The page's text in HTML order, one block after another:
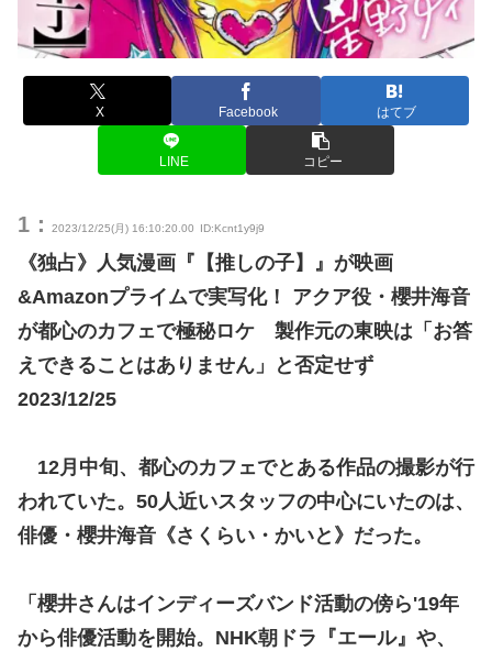
X Facebook はてブ
LINE コピー
1： 2023/12/25(月) 16:10:20.00 ID:Kcnt1y9j9
《独占》人気漫画『【推しの子】』が映画
&Amazonプライムで実写化！ アクア役・櫻井海音
が都心のカフェで極秘ロケ 製作元の東映は「お答
えできることはありません」と否定せず
2023/12/25
12月中旬、都心のカフェでとある作品の撮影が行
われていた。50人近いスタッフの中心にいたのは、
俳優・櫻井海音《さくらい・かいと》だった。
「櫻井さんはインディーズバンド活動の傍ら'19年
から俳優活動を開始。NHK朝ドラ『エール』や、